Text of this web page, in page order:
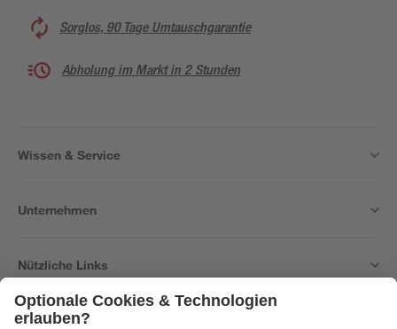
Sorglos, 90 Tage Umtauschgarantie
Abholung im Markt in 2 Stunden
Wissen & Service
Unternehmen
Nützliche Links